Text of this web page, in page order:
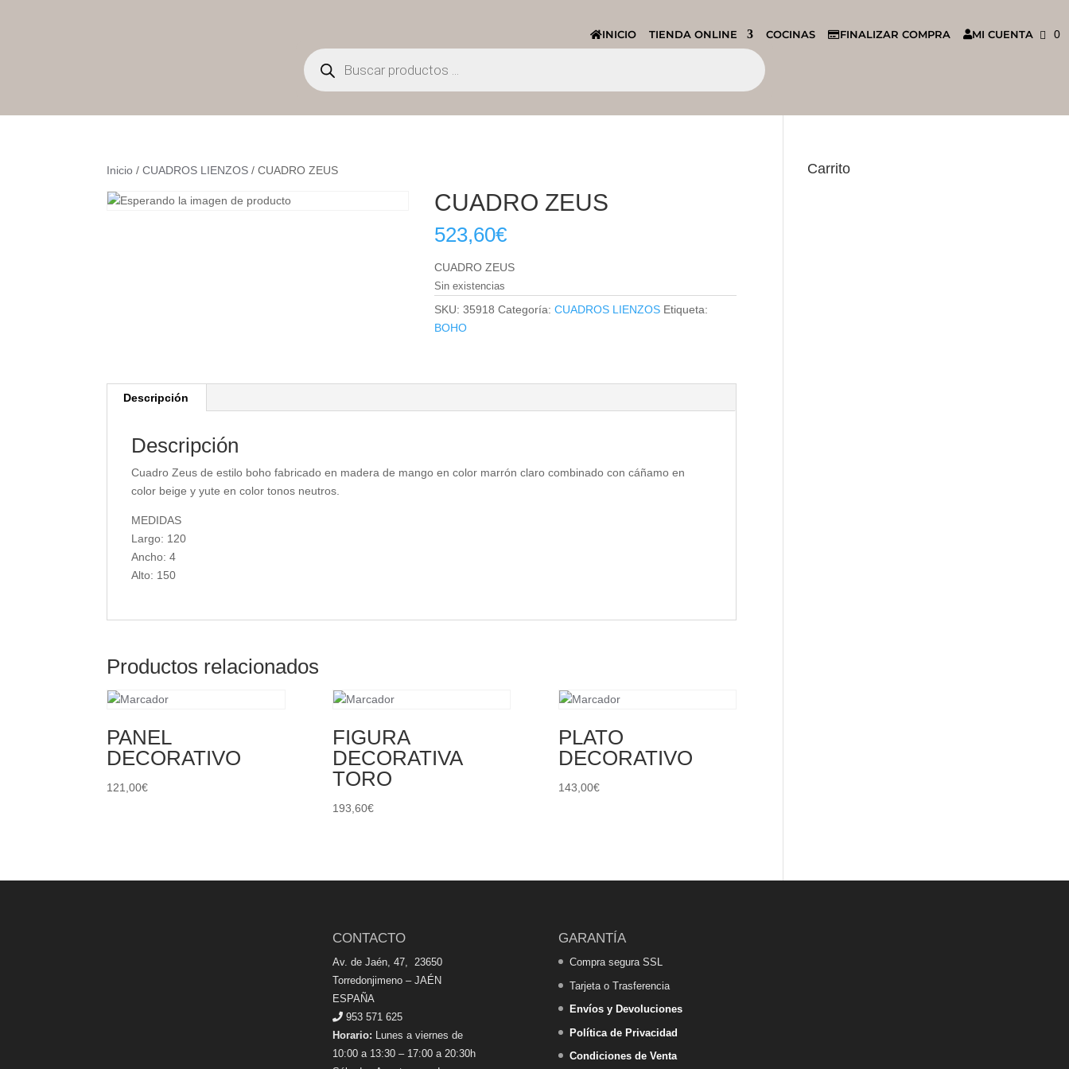
INICIO TIENDA ONLINE COCINAS FINALIZAR COMPRA MI CUENTA
0
Búsqueda
de
productos
Inicio /CUADROS LIENZOS / CUADRO ZEUS
CUADRO ZEUS
523,60€
CUADRO ZEUS
Sin existencias
SKU:35918 Categoría:CUADROS LIENZOS Etiqueta:
BOHO
Descripción
Descripción
Cuadro Zeus de estilo boho fabricado en madera de mango en color marrón claro combinado con cáñamo en
color beige y yute en color tonos neutros.
MEDIDAS
Largo: 120
Ancho: 4
Alto: 150
Productos relacionados
PANEL
DECORATIVO
121,00€
FIGURA
DECORATIVA
TORO
193,60€
PLATO
DECORATIVO
143,00€
Carrito
CONTACTO
Av. de Jaén, 47, 23650
Torredonjimeno – JAÉN
ESPAÑA
953 571 625
Horario: Lunes a viernes de
10:00 a 13:30 – 17:00 a 20:30h
GARANTÍA
Compra segura SSL
Tarjeta o Trasferencia
Envíos y Devoluciones
Política de Privacidad
Condiciones de Venta